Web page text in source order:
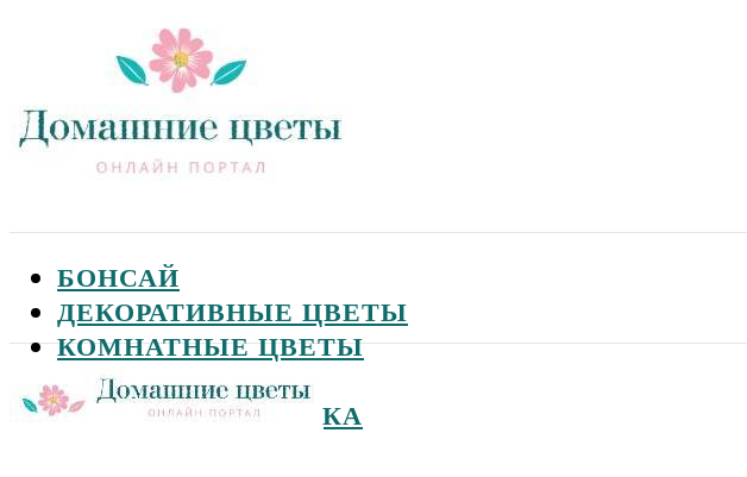
БОНСАЙ
ДЕКОРАТИВНЫЕ ЦВЕТЫ
КОМНАТНЫЕ ЦВЕТЫ
САДОВЫЕ ЦВЕТЫ
СЕМЕНА И ПОСАДКА